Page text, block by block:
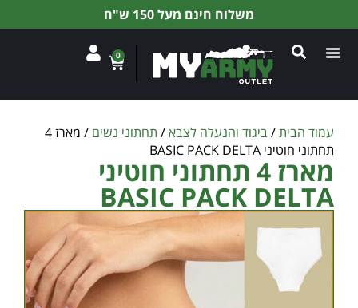
משלוח חינם מעל 150 ש"ח
0
עמוד הבית/ביגוד והנעלה לצבא/ תחתוני נשים
/ מארז 4
תחתוני חוטיני BASIC PACK DELTA
מארז 4 תחתוני חוטיני
BASIC PACK DELTA